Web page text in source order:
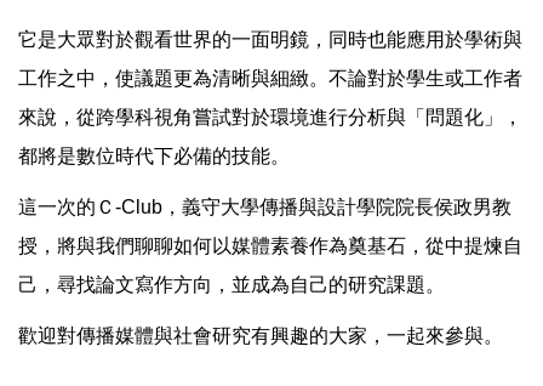
它是大眾對於觀看世界的一面明鏡，同時也能應用於學術與
工作之中，使議題更為清晰與細緻。不論對於學生或工作者
來說，從跨學科視角嘗試對於環境進行分析與「問題化」，
都將是數位時代下必備的技能。
這一次的Ｃ-Club，義守大學傳播與設計學院院長侯政男教
授，將與我們聊聊如何以媒體素養作為奠基石，從中提煉自
己，尋找論文寫作方向，並成為自己的研究課題。
歡迎對傳播媒體與社會研究有興趣的大家，一起來參與。